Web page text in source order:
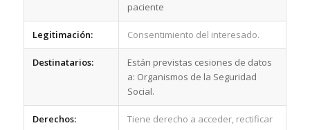
paciente
Legitimación: Consentimiento del interesado.
Destinatarios:
Están previstas cesiones de datos
a: Organismos de la Seguridad
Social.
Derechos:
Tiene derecho a acceder, rectificar